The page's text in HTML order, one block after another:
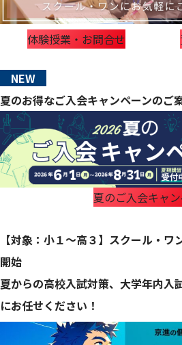
体験授業・お問合せ
NEW
夏のお得なご入会キャンペーンのご
夏のご入会キャ
【対象：小１～高３】スクール・
開始
夏からの高校入試対策、大学年内入
にお任せください！